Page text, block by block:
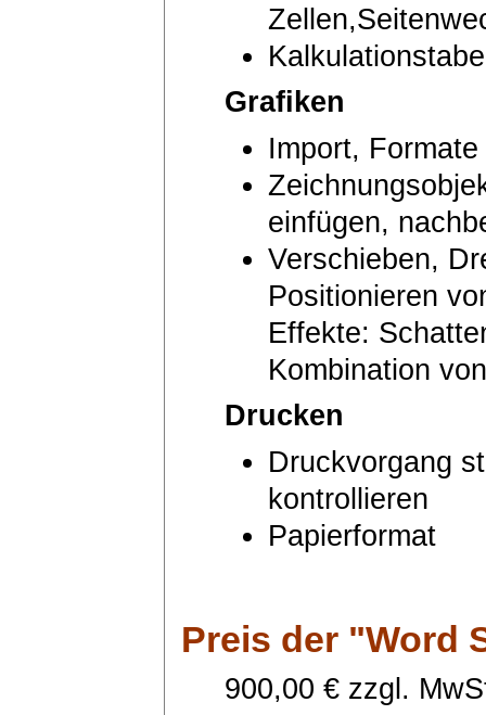
Grafiken
Import, Formate
einfügen,
Verschieben,
Positionieren
Effekte:
Kombination
Drucken
Druckvorgang
kontrollieren
Papierformat
Preis der "Word
900,00 € zzgl.